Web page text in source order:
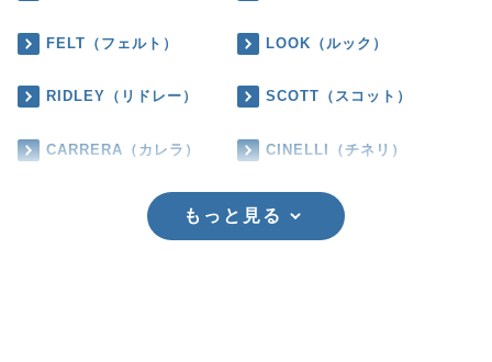
FELT（フェルト） LOOK（ルック）
RIDLEY（リドレー） SCOTT（スコット）
CARRERA（カレラ） CINELLI（チネリ）
もっと見る